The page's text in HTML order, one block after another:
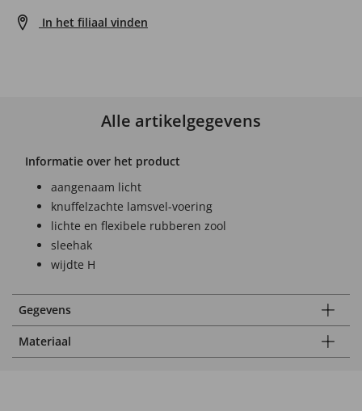
In het filiaal vinden
Alle artikelgegevens
Informatie over het product
aangenaam licht
knuffelzachte lamsvel-voering
lichte en flexibele rubberen zool
sleehak
wijdte H
Gegevens
Materiaal